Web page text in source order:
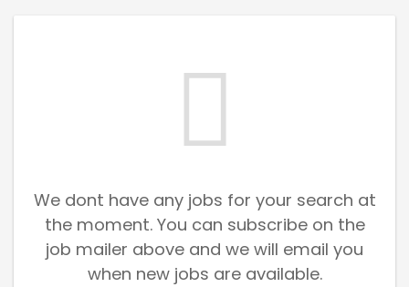
We dont have any jobs for your search at
the moment. You can subscribe on the
job mailer above and we will email you
when new jobs are available.